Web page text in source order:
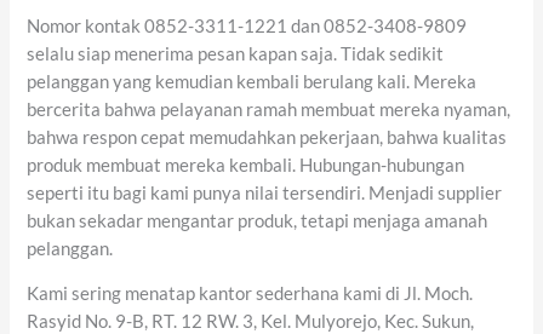
Nomor kontak 0852-3311-1221 dan 0852-3408-9809
selalu siap menerima pesan kapan saja. Tidak sedikit
pelanggan yang kemudian kembali berulang kali. Mereka
bercerita bahwa pelayanan ramah membuat mereka nyaman,
bahwa respon cepat memudahkan pekerjaan, bahwa kualitas
produk membuat mereka kembali. Hubungan-hubungan
seperti itu bagi kami punya nilai tersendiri. Menjadi supplier
bukan sekadar mengantar produk, tetapi menjaga amanah
pelanggan.
Kami sering menatap kantor sederhana kami di Jl. Moch.
Rasyid No. 9-B, RT. 12 RW. 3, Kel. Mulyorejo, Kec. Sukun,